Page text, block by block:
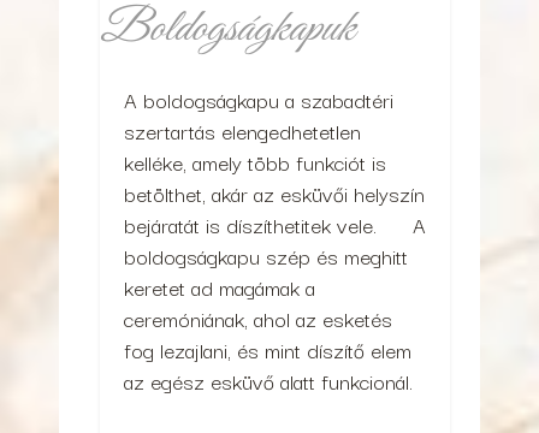
Boldogságkapuk
A boldogságkapu a szabadtéri
szertartás elengedhetetlen
kelléke, amely több funkciót is
betölthet, akár az esküvői helyszín
bejáratát is díszíthetitek vele. A
boldogságkapu szép és meghitt
keretet ad magámak a
ceremóniának, ahol az esketés
fog lezajlani, és mint díszítő elem
az egész esküvő alatt funkcionál.